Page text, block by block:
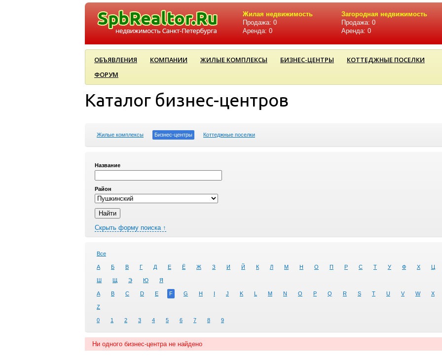
Жилая недвижимость
Продажа: 0
Аренда: 0
Загородная недвижимость
Продажа: 0
Аренда: 0
ОБЪЯВЛЕНИЯ КОМПАНИИ ЖИЛЫЕ КОМПЛЕКСЫ БИЗНЕС-ЦЕНТРЫ
КОТТЕДЖНЫЕ ПОСЕЛКИ
ФОРУМ
Каталог бизнес-центров
Жилые комплексы Бизнес-центры Коттеджные поселки
Название
Район
Скрыть форму поиска ↑
Все
А Б В Г Д Е Ё Ж З И Й К Л М Н О П Р С Т У Ф Х Ц
Ш Щ Э Ю Я
A B C D E F G H I J K L M N O P Q R S T U V W X
Z
0 1 2 3 4 5 6 7 8 9
Ни одного бизнес-центра не найдено